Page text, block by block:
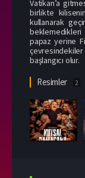
Vatikan’a
birlikte
kullanarak
beklemedikleri
papaz yerine
başlangıcı olur.
Resimler 2